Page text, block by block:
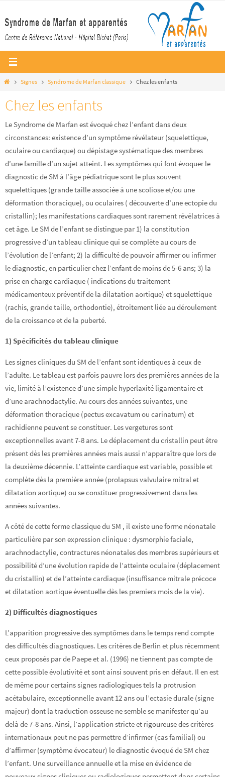
vers
HomeSignes Syndrome de Marfan classique Chez les enfants
Chez les enfants
Le Syndrome de Marfan est évoqué chez l’enfant dans deux
circonstances: existence d’un symptôme révélateur (squelettique,
oculaire ou cardiaque) ou dépistage systématique des membres
d’une famille d’un sujet atteint. Les symptômes qui font évoquer le
diagnostic de SM à l’âge pédiatrique sont le plus souvent
squelettiques (grande taille associée à une scoliose et/ou une
déformation thoracique), ou oculaires ( découverte d’une ectopie du
cristallin); les manifestations cardiaques sont rarement révélatrices à
cet âge. Le SM de l’enfant se distingue par 1) la constitution
progressive d’un tableau clinique qui se complète au cours de
l’évolution de l’enfant; 2) la difficulté de pouvoir affirmer ou infirmer
le diagnostic, en particulier chez l’enfant de moins de 5-6 ans; 3) la
prise en charge cardiaque ( indications du traitement
médicamenteux préventif de la dilatation aortique) et squelettique
(rachis, grande taille, orthodontie), étroitement liée au déroulement
de la croissance et de la puberté.
1) Spécificités du tableau clinique
Les signes cliniques du SM de l’enfant sont identiques à ceux de
l’adulte. Le tableau est parfois pauvre lors des premières années de la
vie, limité à l’existence d’une simple hyperlaxité ligamentaire et
d’une arachnodactylie. Au cours des années suivantes, une
déformation thoracique (pectus excavatum ou carinatum) et
rachidienne peuvent se constituer. Les vergetures sont
exceptionnelles avant 7-8 ans. Le déplacement du cristallin peut être
présent dès les premières années mais aussi n’apparaître que lors de
la deuxième décennie. L’atteinte cardiaque est variable, possible et
complète dès la première année (prolapsus valvulaire mitral et
dilatation aortique) ou se constituer progressivement dans les
années suivantes.
A côté de cette forme classique du SM , il existe une forme néonatale
particulière par son expression clinique : dysmorphie faciale,
arachnodactylie, contractures néonatales des membres supérieurs et
possibilité d’une évolution rapide de l’atteinte oculaire (déplacement
du cristallin) et de l’atteinte cardiaque (insuffisance mitrale précoce
et dilatation aortique éventuelle dès les premiers mois de la vie).
2) Difficultés diagnostiques
L’apparition progressive des symptômes dans le temps rend compte
des difficultés diagnostiques. Les critères de Berlin et plus récemment
ceux proposés par de Paepe et al. (1996) ne tiennent pas compte de
cette possible évolutivité et sont ainsi souvent pris en défaut. Il en est
de même pour certains signes radiologiques tels la protrusion
acétabulaire, exceptionnelle avant 12 ans ou l’ectasie durale (signe
majeur) dont la traduction osseuse ne semble se manifester qu’au
delà de 7-8 ans. Ainsi, l’application stricte et rigoureuse des critères
internationaux peut ne pas permettre d’infirmer (cas familial) ou
d’affirmer (symptôme évocateur) le diagnostic évoqué de SM chez
l’enfant. Une surveillance annuelle et la mise en évidence de